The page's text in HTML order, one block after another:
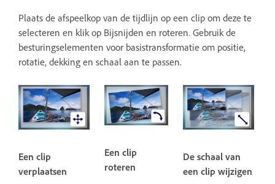
Plaats de afspeelkop van de tijdlijn op een clip om deze te
selecteren en klik op Bijsnijden en roteren. Gebruik de
besturingselementen voor basistransformatie om positie,
rotatie, dekking en schaal aan te passen.
Een clip
verplaatsen
Een clip
roteren
De schaal van
een clip wijzigen